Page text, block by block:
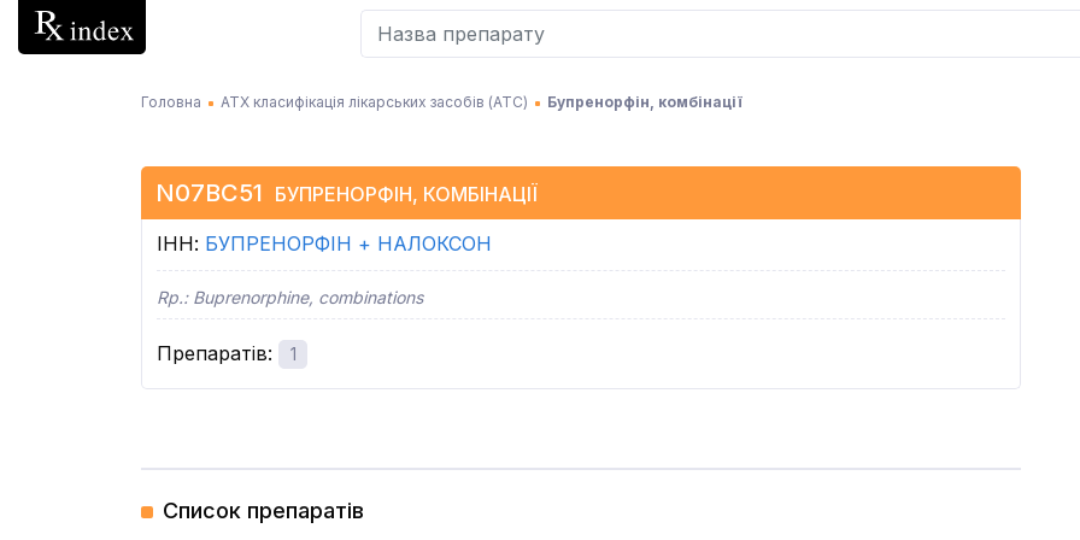
Головна АТХ класифікація лікарських засобів (АТC) Бупренорфін, комбінації
N07BC51 БУПРЕНОРФІН, КОМБІНАЦІЇ
ІНН: БУПРЕНОРФІН + НАЛОКСОН
Rp.: Buprenorphine, combinations
Препаратів: 1
Список препаратів